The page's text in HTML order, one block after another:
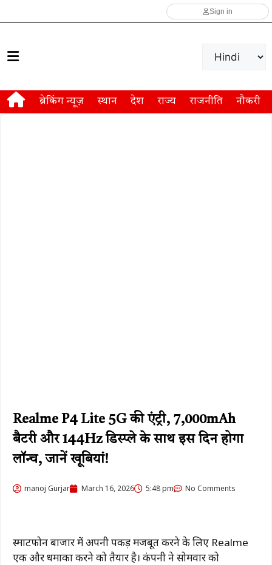
Sign in
ब्रेकिंग न्यूज़ स्थान देश राज्य राजनीति नौकरी
Realme P4 Lite 5G की एंट्री, 7,000mAh
बैटरी और 144Hz डिस्प्ले के साथ इस दिन होगा
लॉन्च, जानें खूबियां!
manoj Gurjar March 16, 2026 5:48 pm No Comments
स्मार्टफोन बाजार में अपनी पकड़ मजबूत करने के लिए Realme
एक और धमाका करने को तैयार है। कंपनी ने सोमवार को